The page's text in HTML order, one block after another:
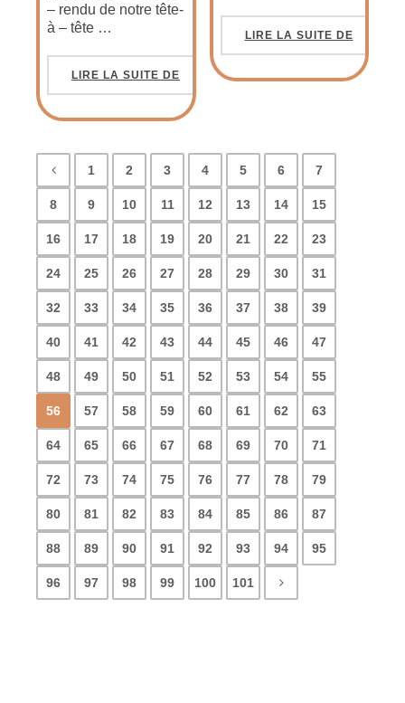
– rendu de notre tête-
à – tête …
LIRE LA SUITE DE
LIRE LA SUITE DE
1 2 3 4 5 6 7
8 9 10 11 12 13 14 15
16 17 18 19 20 21 22 23
24 25 26 27 28 29 30 31
32 33 34 35 36 37 38 39
40 41 42 43 44 45 46 47
48 49 50 51 52 53 54 55
56 57 58 59 60 61 62 63
64 65 66 67 68 69 70 71
72 73 74 75 76 77 78 79
80 81 82 83 84 85 86 87
88 89 90 91 92 93 94 95
96 97 98 99 100 101